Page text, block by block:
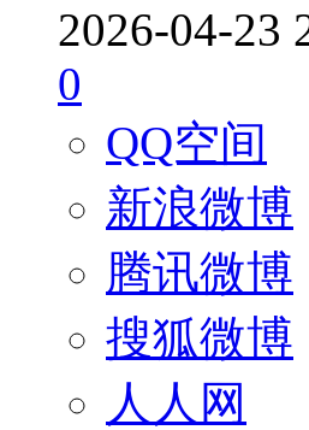
2026-04-23
0
QQ空间
新浪微博
腾讯微博
搜狐微博
人人网